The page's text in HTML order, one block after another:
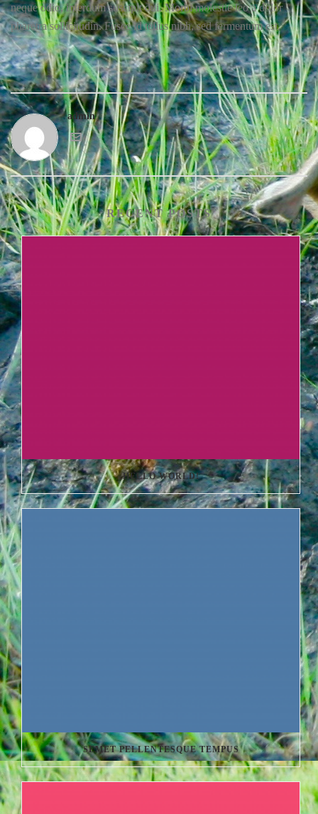
neque odio, interdum suscipit dui. Morbi molestie leo a dolor
pharetra sollicitudin. Fusce id tellus nibh, sed fermentum est.
admin
RECENT POSTS
HELLO WORLD!
SEMET PELLENTESQUE TEMPUS